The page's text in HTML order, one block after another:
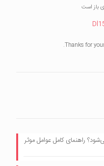
باز است
Thanks for
راهنمای کامل عوامل موثر